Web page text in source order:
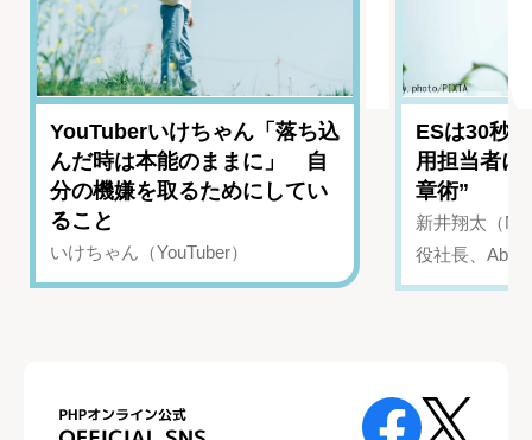
YouTuberいけちゃん「落ち込
んだ時は本能のままに」 自
分の機嫌を取るためにしてい
ること
いけちゃん（YouTuber）
ESは30秒
用担当者に
章術”
新井翔太（
役社長、